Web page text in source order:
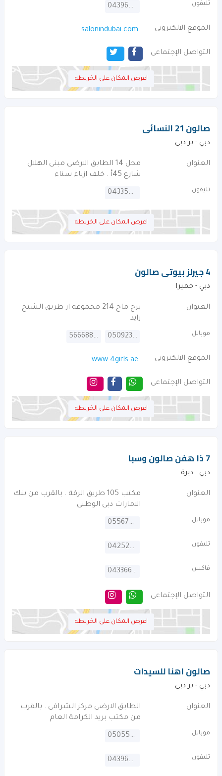
تليفون 043964733
الموقع الالكترونى salonindubai.com
التواصل الإجتماعى
اعرض المكان على الخريطه
صالون 21 النسائى
دبي - بر دبي
العنوان
محل 14 الطابق الارضى مبنى الهلال
شارع 45أ . خلف ازياء سناء
تليفون 043355910
اعرض المكان على الخريطه
4 جيرلز بيوتى صالون
دبي - جميرا
العنوان
برج ماج 214 مجموعه ار طريق الشيخ
زايد
موبايل 0509235106
566688998
الموقع الالكترونى www.4girls.ae
التواصل الإجتماعى
اعرض المكان على الخريطه
7 ذا هفن صالون وسبا
دبي - ديرة
العنوان
مكتب 105 طريق الرقة . بالقرب من بنك
الامارات دبى الوطنى
موبايل 0556787700
تليفون 042522112
فاكس 043366332
التواصل الإجتماعى
اعرض المكان على الخريطه
صالون اهنا للسيدات
دبي - بر دبي
العنوان
الطابق الارضى مركز الشرافى . بالقرب
من مكتب بريد الكرامة العام
موبايل 0505505747
تليفون 043965253